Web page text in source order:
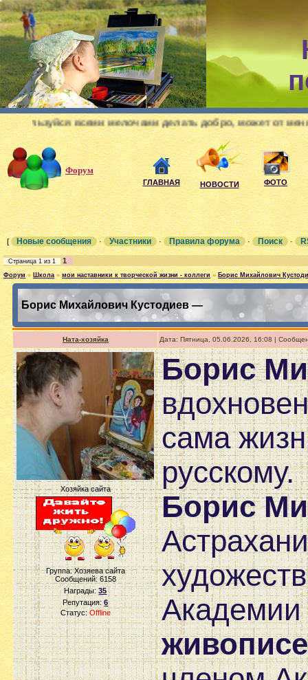
добро, может от меня мир станет добрым!!
Форум
ГЛАВНАЯ НОВОСТИ ФОТО
[ Новые сообщения · Участники · Правила форума · Поиск ·
Страница 1 из 1 1
Форум » Школа » мои наставники к творческой жизни - коллеги » Борис Михайлович
Борис Михайлович Кустодиев —
Ната-хозяйка Дата: Пятница, 05.06.2026, 16:08 |
Хозяйка сайта
Группа: Хозяева сайта
Сообщений: 6158
Награды:35
Репутация:6
Статус:Offline
Борис
сама
русскому.
Борис
Академии